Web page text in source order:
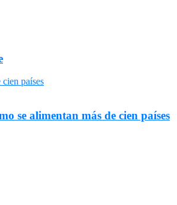
se alimentan más de cien países